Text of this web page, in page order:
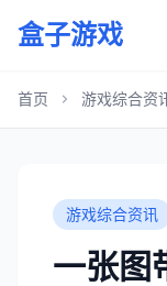
盒子游戏
首页 游戏综合资
游戏综合资讯
一张图